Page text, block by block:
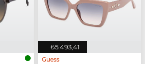
₺5.493,41
Guess